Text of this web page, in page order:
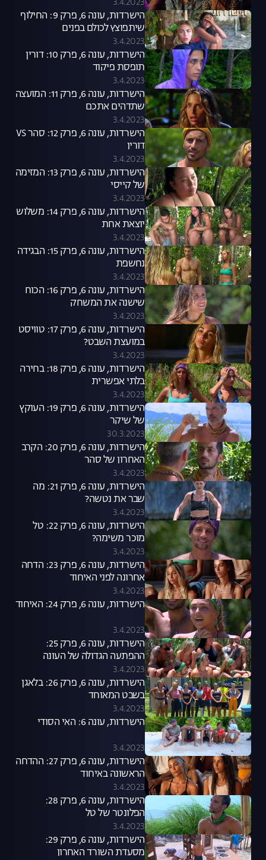
הישרדות, עונה 6, פרק 9: החילוף
שיתפוצץ לכולם בפנים
3.4.2023
הישרדות, עונה 6, פרק 10: דורין
תופסת פיקוד
3.4.2023
הישרדות, עונה 6, פרק 11: המועצה
שתדהים אתכם
3.4.2023
הישרדות, עונה 6, פרק 12: סהר VS
דורין
3.4.2023
הישרדות, עונה 6, פרק 13: המזימה
של קייסי
3.4.2023
הישרדות, עונה 6, פרק 14: משלוש
יוצאת אחת
3.4.2023
הישרדות, עונה 6, פרק 15: הבגידה
נחשפת
3.4.2023
הישרדות, עונה 6, פרק 16: הכוח
שישנה את המשחק
3.4.2023
הישרדות, עונה 6, פרק 17: טוויסט
במועצת השבט?
3.4.2023
הישרדות, עונה 6, פרק 18: בחירה
בלתי אפשרית
3.4.2023
הישרדות, עונה 6, פרק 19: העוקץ
של שיקר
30.3.2023
הישרדות, עונה 6, פרק 20: הקרב
האחרון של סהר
3.4.2023
הישרדות, עונה 6, פרק 21: מה
שבר את נטשה?
3.4.2023
הישרדות, עונה 6, פרק 22: טל
מוכר משימה?
3.4.2023
הישרדות, עונה 6, פרק 23: הדחה
אחרונה לפני האיחוד
3.4.2023
הישרדות, עונה 6, פרק 24: האיחוד
3.4.2023
הישרדות, עונה 6, פרק 25:
ההפתעה הגדולה של העונה
3.4.2023
הישרדות, עונה 6, פרק 26: בלאגן
בשבט המאוחד
3.4.2023
הישרדות, עונה 6: האי הסודי
3.4.2023
הישרדות, עונה 6, פרק 27: ההדחה
הראשונה באיחוד
3.4.2023
הישרדות, עונה 6, פרק 28:
הפלונטר של טל
3.4.2023
הישרדות, עונה 6, פרק 29:
מסעדת השורד האחרון